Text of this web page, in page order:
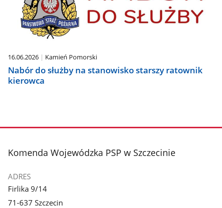
16.06.2026 Kamień Pomorski
Nabór do służby na stanowisko starszy ratownik
kierowca
stopka
Komenda Wojewódzka PSP w Szczecinie
ADRES
Firlika 9/14
71-637 Szczecin